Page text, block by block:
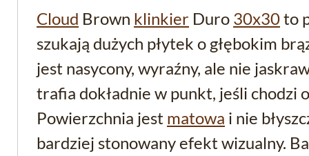
Cloud Brown klinkier Duro 30x30to
szukają dużych płytek o głębokim
jest nasycony, wyraźny, ale nie
trafia dokładnie w punkt, jeśli chodzi
Powierzchnia jest matowa i nie
bardziej stonowany efekt wizualny.